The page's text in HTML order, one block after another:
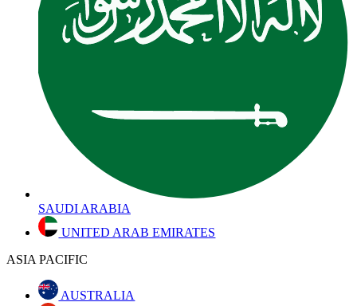
SAUDI ARABIA
UNITED ARAB EMIRATES
ASIA PACIFIC
AUSTRALIA